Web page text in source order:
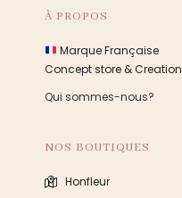
À PROPOS
Marque Française
Concept store &
Qui sommes-nous?
NOS BOUTIQUES
Honfleur